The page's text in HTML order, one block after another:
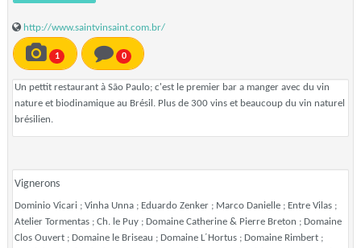
http://www.saintvinsaint.com.br/
1 0
Un pettit restaurant à São Paulo; c'est le premier bar a manger avec du vin
nature et biodinamique au Brésil. Plus de 300 vins et beaucoup du vin naturel
brésilien.
Vignerons
Dominio Vicari ; Vinha Unna ; Eduardo Zenker ; Marco Danielle ; Entre Vilas ;
Atelier Tormentas ; Ch. le Puy ; Domaine Catherine & Pierre Breton ; Domaine
Clos Ouvert ; Domaine le Briseau ; Domaine L´Hortus ; Domaine Rimbert ;